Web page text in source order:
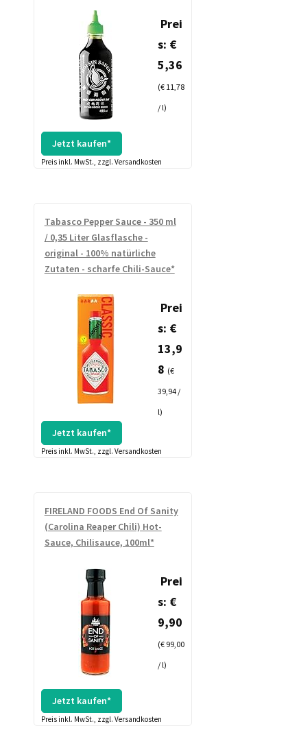
Prei
s: €
5,36
(€ 11,78
/ l)
Jetzt kaufen*
Preis inkl. MwSt., zzgl. Versandkosten
Tabasco Pepper Sauce - 350 ml
/ 0,35 Liter Glasflasche -
original - 100% natürliche
Zutaten - scharfe Chili-Sauce*
Prei
s: €
13,9
8 (€
39,94 /
l)
Jetzt kaufen*
Preis inkl. MwSt., zzgl. Versandkosten
FIRELAND FOODS End Of Sanity
(Carolina Reaper Chili) Hot-
Sauce, Chilisauce, 100ml*
Prei
s: €
9,90
(€ 99,00
/ l)
Jetzt kaufen*
Preis inkl. MwSt., zzgl. Versandkosten